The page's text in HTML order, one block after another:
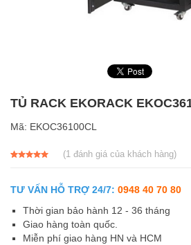
TỦ RACK EKORACK
Mã: EKOC36100CL
đánh giá
(1đánh giá của khách hàng)
TƯ VẤN HỖ TRỢ 24/7: 0948 40 70 80
Thời gian bảo hành 12 - 36 tháng
Giao hàng toàn quốc.
Miễn phí giao hàng HN và HCM